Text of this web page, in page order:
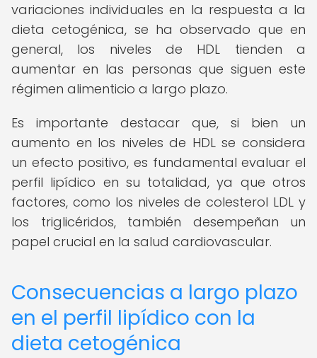
variaciones individuales en la respuesta a la
dieta cetogénica, se ha observado que en
general, los niveles de HDL tienden a
aumentar en las personas que siguen este
régimen alimenticio a largo plazo.
Es importante destacar que, si bien un
aumento en los niveles de HDL se considera
un efecto positivo, es fundamental evaluar el
perfil lipídico en su totalidad, ya que otros
factores, como los niveles de colesterol LDL y
los triglicéridos, también desempeñan un
papel crucial en la salud cardiovascular.
Consecuencias a largo plazo
en el perfil lipídico con la
dieta cetogénica